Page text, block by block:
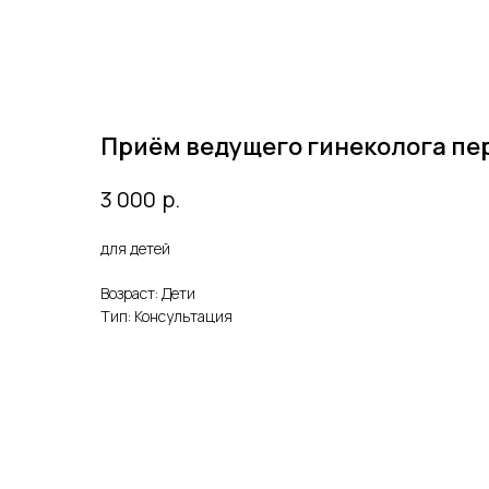
Приём ведущего гинеколога
3 000 р.
для детей
Возраст: Дети
Тип: Консультация